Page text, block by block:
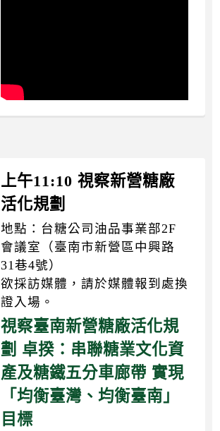
上午11:10 視察新營糖廠
活化規劃
地點：台糖公司油品事業部2F
會議室（臺南市新營區中興路
31巷4號）
欲採訪媒體，請於媒體報到處換
證入場。
視察臺南新營糖廠活化規
劃 卓揆：串聯糖業文化資
產及糖鐵五分車廊帶 實現
「均衡臺灣、均衡臺南」
目標